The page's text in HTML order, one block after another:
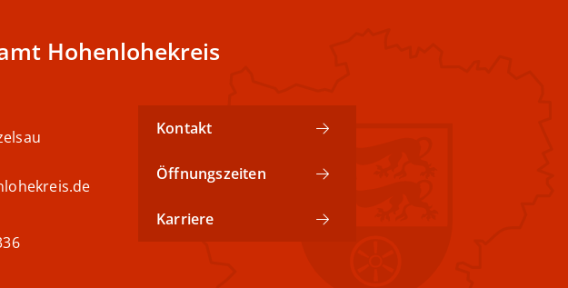
Hohenlohekreis
Kontakt
Öffnungszeiten
Karriere